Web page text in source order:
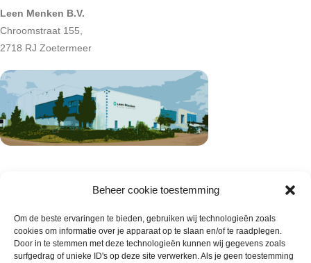
Beheer cookie toestemming
Om de beste ervaringen te bieden, gebruiken wij technologieën zoals
cookies om informatie over je apparaat op te slaan en/of te raadplegen.
Door in te stemmen met deze technologieën kunnen wij gegevens zoals
surfgedrag of unieke ID's op deze site verwerken. Als je geen toestemming
Leen Menken B.V.
Chroomstraat 155,
2718 RJ Zoetermeer